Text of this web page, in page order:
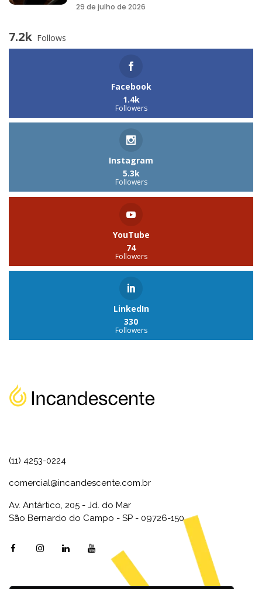
29 de julho de 2026
7.2k Follows
Facebook
1.4k
Followers
Instagram
5.3k
Followers
YouTube
74
Followers
LinkedIn
330
Followers
(11) 4253-0224
comercial@incandescente.com.br
Av. Antártico, 205 - Jd. do Mar
São Bernardo do Campo - SP - 09726-150